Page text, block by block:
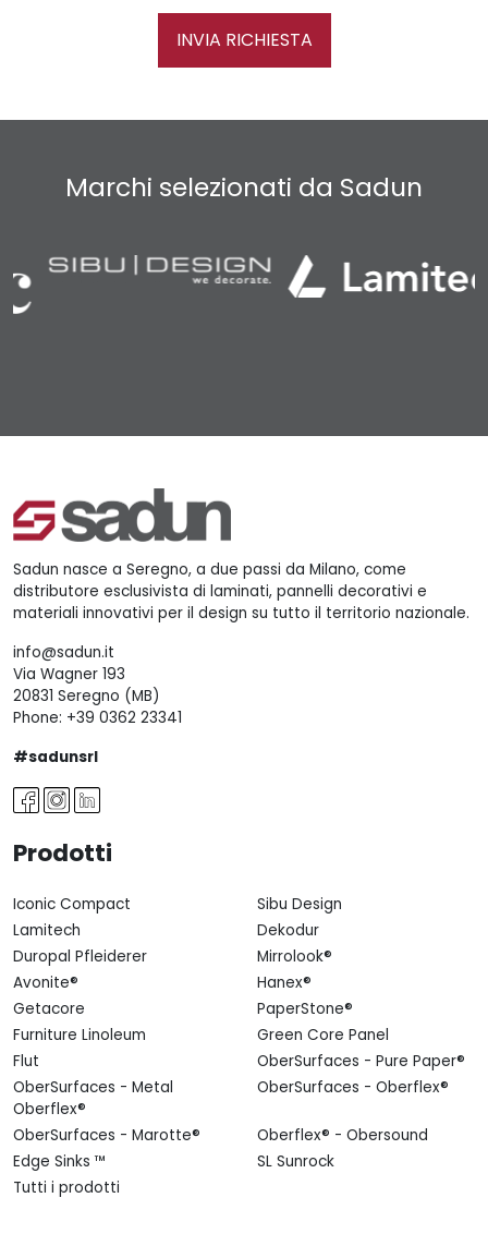
INVIA RICHIESTA
Marchi selezionati da Sadun
Sadun nasce a Seregno, a due passi da Milano, come
distributore esclusivista di laminati, pannelli decorativi e
materiali innovativi per il design su tutto il territorio nazionale.
info@sadun.it
Via Wagner 193
20831 Seregno (MB)
Phone: +39 0362 23341
#sadunsrl
Prodotti
Iconic Compact
Sibu Design
Lamitech
Dekodur
Duropal Pfleiderer
Mirrolook®
Avonite®
Hanex®
Getacore
PaperStone®
Furniture Linoleum
Green Core Panel
Flut
OberSurfaces - Pure Paper®
OberSurfaces - Metal
Oberflex®
OberSurfaces - Oberflex®
OberSurfaces - Marotte®
Oberflex® - Obersound
Edge Sinks ™
SL Sunrock
Tutti i prodotti